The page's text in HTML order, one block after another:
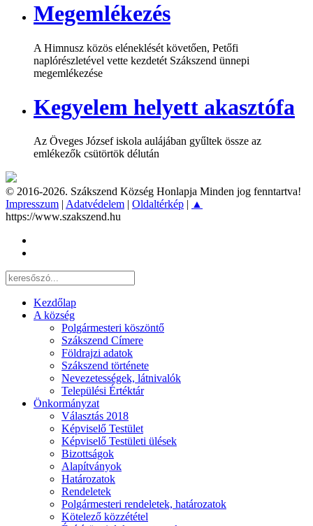
Megemlékezés
A Himnusz közös eléneklését követően, Petőfi
naplórészletével vette kezdetét Szákszend ünnepi
megemlékezése
Kegyelem helyett akasztófa
Az Öveges József iskola aulájában gyűltek össze az
emlékezők csütörtök délután
© 2016-2026. Szákszend Község Honlapja Minden jog fenntartva!
Impresszum | Adatvédelem | Oldaltérkép | ▲
https://www.szakszend.hu
Kezdőlap
A község
Polgármesteri köszöntő
Szákszend Címere
Földrajzi adatok
Szákszend története
Nevezetességek, látnivalók
Települési Értéktár
Önkormányzat
Választás 2018
Képviselő Testület
Képviselő Testületi ülések
Bizottságok
Alapítványok
Határozatok
Rendeletek
Polgármesteri rendeletek, határozatok
Kötelező közzététel